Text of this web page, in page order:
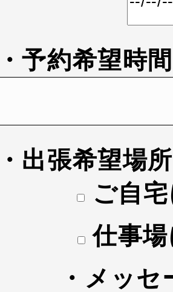
・予約希望
・出張希望場
ご自
仕事
・メッ